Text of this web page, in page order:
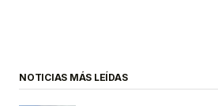
NOTICIAS MÁS LEÍDAS